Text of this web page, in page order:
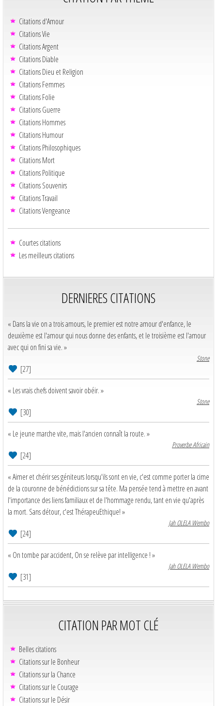
Citations d'Amour
Citations Vie
Citations Argent
Citations Diable
Citations Dieu et Religion
Citations Femmes
Citations Folie
Citations Guerre
Citations Hommes
Citations Humour
Citations Philosophiques
Citations Mort
Citations Politique
Citations Souvenirs
Citations Travail
Citations Vengeance
Courtes citations
Les meilleurs citations
DERNIERES CITATIONS
« Dans la vie on a trois amours, le premier est notre amour d'enfance, le
deuxième est l'amour qui nous donne des enfants, et le troisième est l'amour
avec qui on fini sa vie. »
Stone
[27]
« Les vrais chefs doivent savoir obéir. »
Stone
[30]
« Le jeune marche vite, mais l'ancien connaît la route. »
Proverbe Africain
[24]
« Aimer et chérir ses géniteurs lorsqu'ils sont en vie, c'est comme porter la cime
de la couronne de bénédictions sur sa tête. Ma pensée tend à mettre en avant
l'importance des liens familiaux et de l'hommage rendu, tant en vie qu'après
la mort. Sans détour, c'est ThérapeuEthique! »
Jah OLELA Wembo
[24]
« On tombe par accident, On se relève par intelligence ! »
Jah OLELA Wembo
[31]
CITATION PAR MOT CLÉ
Belles citations
Citations sur le Bonheur
Citations sur la Chance
Citations sur le Courage
Citations sur le Désir